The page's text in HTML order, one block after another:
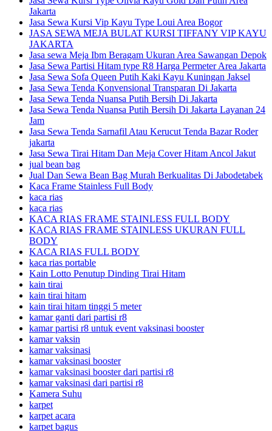
Jakarta
Jasa Sewa Kursi Vip Kayu Type Loui Area Bogor
JASA SEWA MEJA BULAT KURSI TIFFANY VIP KAYU
JAKARTA
Jasa sewa Meja Ibm Beragam Ukuran Area Sawangan Depok
Jasa Sewa Partisi Hitam type R8 Harga Permeter Area Jakarta
Jasa Sewa Sofa Queen Putih Kaki Kayu Kuningan Jaksel
Jasa Sewa Tenda Konvensional Transparan Di Jakarta
Jasa Sewa Tenda Nuansa Putih Bersih Di Jakarta
Jasa Sewa Tenda Nuansa Putih Bersih Di Jakarta Layanan 24
Jam
Jasa Sewa Tenda Sarnafil Atau Kerucut Tenda Bazar Roder
jakarta
Jasa Sewa Tirai Hitam Dan Meja Cover Hitam Ancol Jakut
jual bean bag
Jual Dan Sewa Bean Bag Murah Berkualitas Di Jabodetabek
Kaca Frame Stainless Full Body
kaca rias
kaca rias
KACA RIAS FRAME STAINLESS FULL BODY
KACA RIAS FRAME STAINLESS UKURAN FULL
BODY
KACA RIAS FULL BODY
kaca rias portable
Kain Lotto Penutup Dinding Tirai Hitam
kain tirai
kain tirai hitam
kain tirai hitam tinggi 5 meter
kamar ganti dari partisi r8
kamar partisi r8 untuk event vaksinasi booster
kamar vaksin
kamar vaksinasi
kamar vaksinasi booster
kamar vaksinasi booster dari partisi r8
kamar vaksinasi dari partisi r8
Kamera Suhu
karpet
karpet acara
karpet bagus